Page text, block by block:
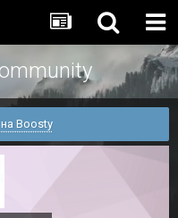
Boosty